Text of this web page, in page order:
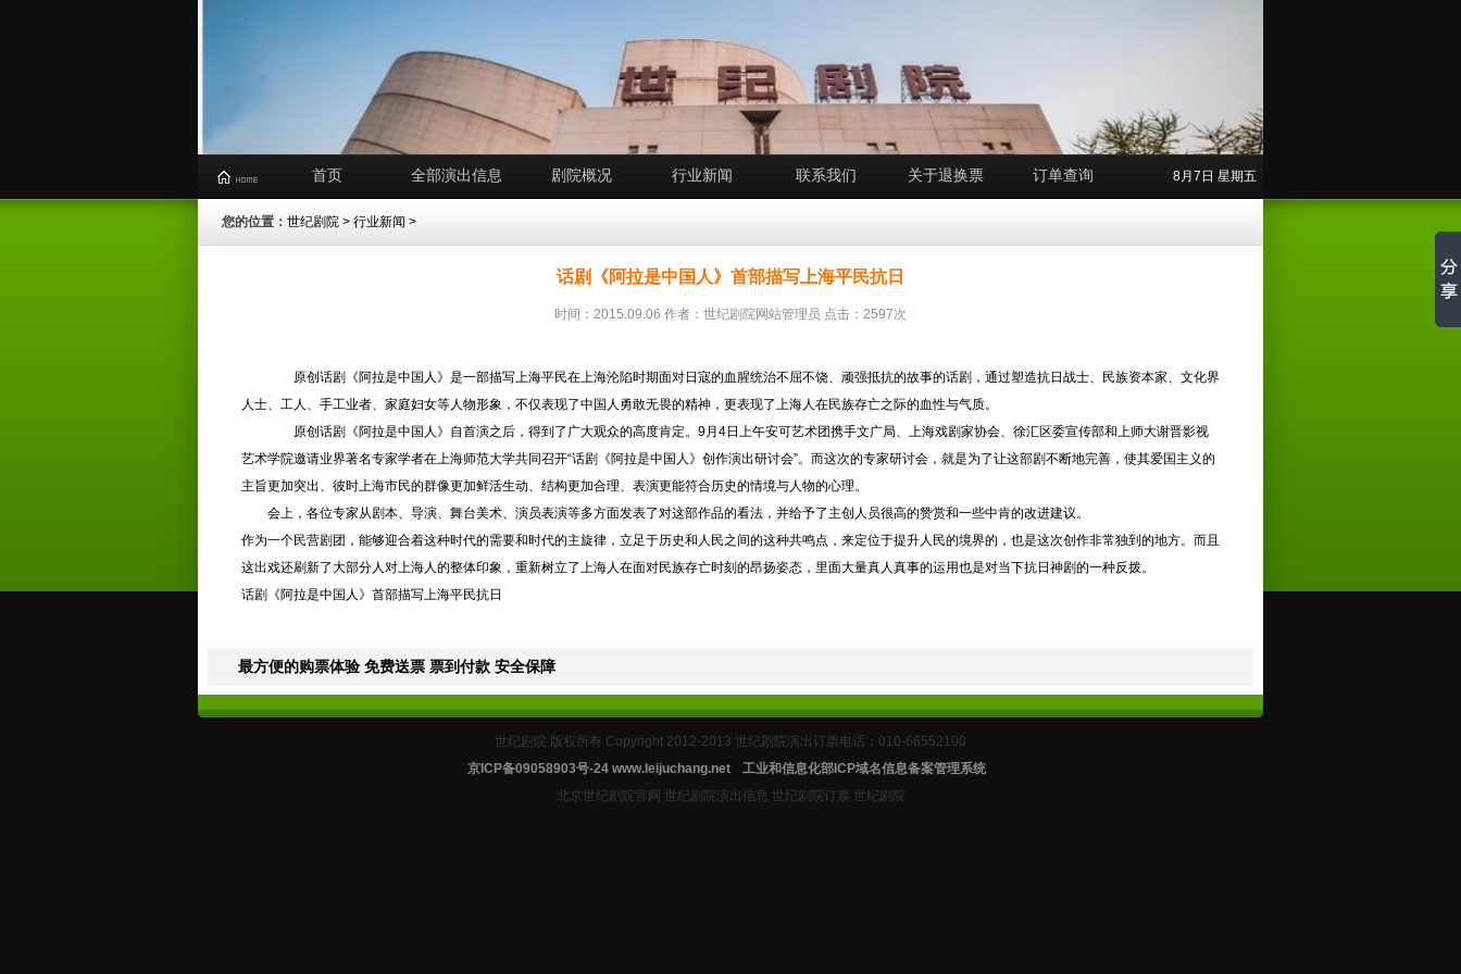
首页 全部演出信息 剧院概况 行业新闻 联系我们 关于退换票 订单查询 8月7日 星期五
您的位置： 世纪剧院 > 行业新闻 >
话剧《阿拉是中国人》首部描写上海平民抗日
时间：2015.09.06 作者：世纪剧院网站管理员 点击：2597次
原创话剧《阿拉是中国人》是一部描写上海平民在上海沦陷时期面对日寇的血腥统治不屈不饶、顽强抵抗的故事的话剧，通过塑造抗日战士、民族资本家、文化界
人士、工人、手工业者、家庭妇女等人物形象，不仅表现了中国人勇敢无畏的精神，更表现了上海人在民族存亡之际的血性与气质。
原创话剧《阿拉是中国人》自首演之后，得到了广大观众的高度肯定。 9月 4日上午安可艺术团携手文广局、上海戏剧家协会、徐汇区委宣传部和上师大谢晋影视
艺术学院邀请业界著名专家学者在上海师范大学共同召开“话剧《阿拉是中国人》创作演出研讨会”。而这次的专家研讨会，就是为了让这部剧不断地完善，使其爱国主义的
主旨更加突出、彼时上海市民的群像更加鲜活生动、结构更加合理、表演更能符合历史的情境与人物的心理。
会上，各位专家从剧本、导演、舞台美术、演员表演等多方面发表了对这部作品的看法，并给予了主创人员很高的赞赏和一些中肯的改进建议。
作为一个民营剧团，能够迎合着这种时代的需要和时代的主旋律，立足于历史和人民之间的这种共鸣点，来定位于提升人民的境界的，也是这次创作非常独到的地方。而且
这出戏还刷新了大部分人对上海人的整体印象，重新树立了上海人在面对民族存亡时刻的昂扬姿态，里面大量真人真事的运用也是对当下抗日神剧的一种反拨。
话剧《阿拉是中国人》首部描写上海平民抗日
最方便的购票体验 免费送票 票到付款 安全保障
世纪剧院 版权所有 Copyright 2012-2013 世纪剧院演出订票电话：010-66552100
京ICP备09058903号-24 www.leijuchang.net
工业和信息化部ICP域名信息备案管理系统
北京世纪剧院官网 世纪剧院演出信息 世纪剧院订票 世纪剧院